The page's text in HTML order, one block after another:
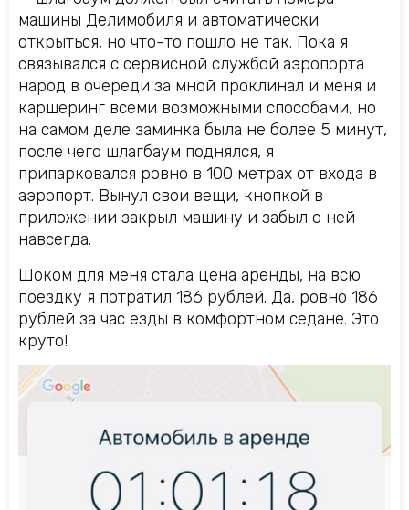
машины Делимобиля и автоматически
открыться, но что-то пошло не так. Пока я
связывался с сервисной службой аэропорта
народ в очереди за мной проклинал и меня и
каршеринг всеми возможными способами, но
на самом деле заминка была не более 5 минут,
после чего шлагбаум поднялся, я
припарковался ровно в 100 метрах от входа в
аэропорт. Вынул свои вещи, кнопкой в
приложении закрыл машину и забыл о ней
навсегда.
Шоком для меня стала цена аренды, на всю
поездку я потратил 186 рублей. Да, ровно 186
рублей за час езды в комфортном седане. Это
круто!